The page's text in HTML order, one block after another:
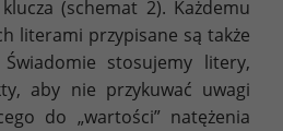
(schemat 2). Każdemu
literami przypisane są także
stosujemy litery,
aby nie przykuwać uwagi
do „wartości” natężenia